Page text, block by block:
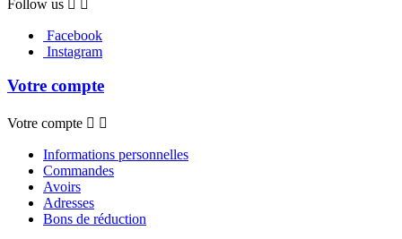
Follow us
Facebook
Instagram
Votre compte
Votre compte  
Informations personnelles
Commandes
Avoirs
Adresses
Bons de réduction